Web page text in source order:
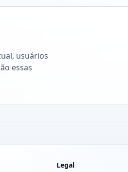
usuários
essas
Legal